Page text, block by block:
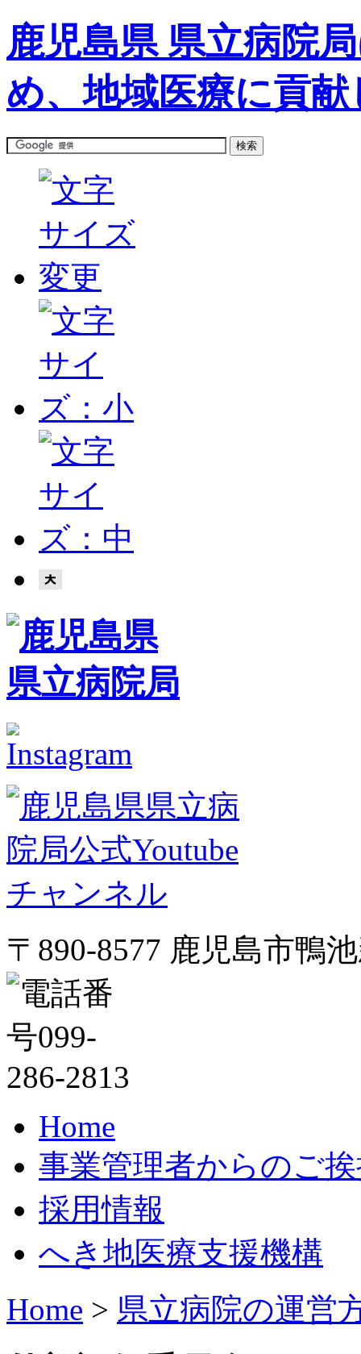
鹿児島県 県立病院
め、地域医療に貢
〒890-8577 鹿児島市鴨
Home
事業管理者からのご
採用情報
へき地医療支援機構
Home > 県立病院の運営